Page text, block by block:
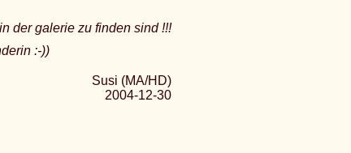
der galerie zu finden sind !!!
:-))
Susi (MA/HD)
2004-12-30